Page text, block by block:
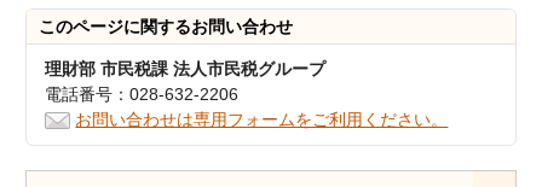
このページに関するお問い合わせ
理財部 市民税課 法人市民税グループ
電話番号：028-632-2206
お問い合わせは専用フォームをご利用ください。